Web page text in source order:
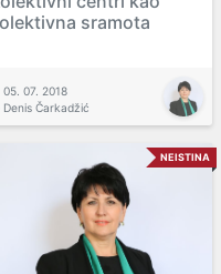
sramota
05. 07. 2018
Denis Čarkadžić
NEISTINA